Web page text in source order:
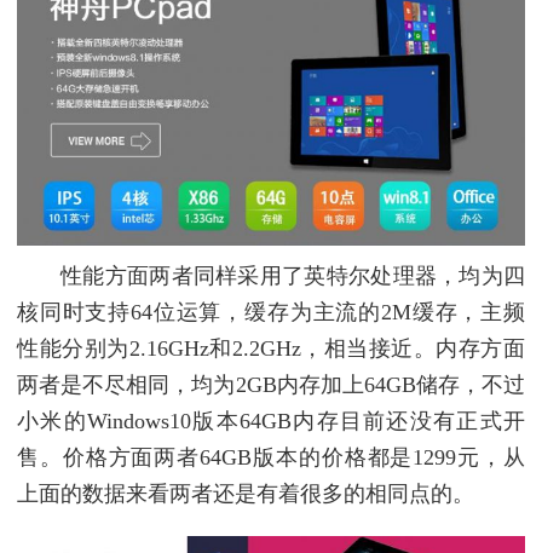
性能方面两者同样采用了英特尔处理器，均为四
核同时支持64位运算，缓存为主流的2M缓存，主频
性能分别为2.16GHz和2.2GHz，相当接近。内存方面
两者是不尽相同，均为2GB内存加上64GB储存，不过
小米的Windows10版本64GB内存目前还没有正式开
售。价格方面两者64GB版本的价格都是1299元，从
上面的数据来看两者还是有着很多的相同点的。